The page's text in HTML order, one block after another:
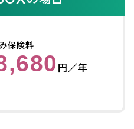
保険料
円／年